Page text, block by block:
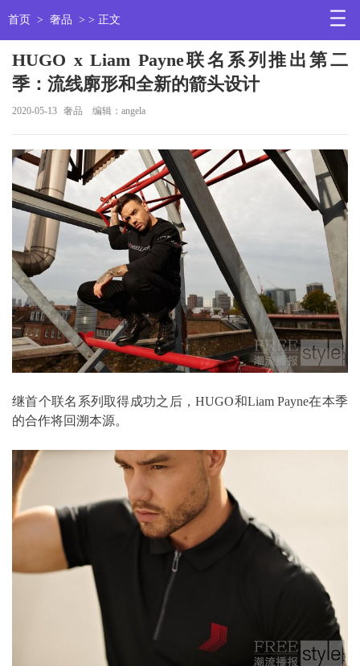
首页 > 奢品 > > 正文
HUGO x Liam Payne联名系列推出第二
季：流线廓形和全新的箭头设计
2020-05-13 奢品 编辑：angela
继首个联名系列取得成功之后，HUGO和Liam Payne在本季
的合作将回溯本源。